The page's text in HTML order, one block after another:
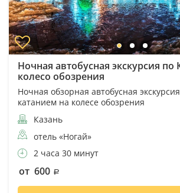
Ночная автобусная экскурсия по
колесо обозрения
Ночная обзорная автобусная
катанием на колесе обозрения
Казань
отель «Ногай»
2 часа 30 минут
от 600